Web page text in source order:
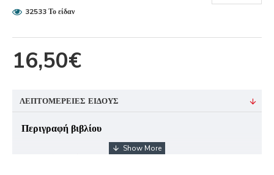
16,50€
32533 Το είδαν
ΛΕΠΤΟΜΈΡΕΙΕΣ ΕΊΔΟΥΣ
Περιγραφή βιβλίου
Το βιβλίο αυτό φιλοδοξεί να συμβάλει στη σωστή